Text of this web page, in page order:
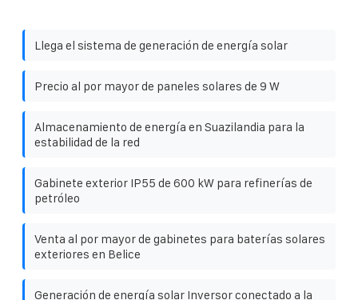
Llega el sistema de generación de energía solar
Precio al por mayor de paneles solares de 9 W
Almacenamiento de energía en Suazilandia para la
estabilidad de la red
Gabinete exterior IP55 de 600 kW para refinerías de
petróleo
Venta al por mayor de gabinetes para baterías solares
exteriores en Belice
Generación de energía solar Inversor conectado a la